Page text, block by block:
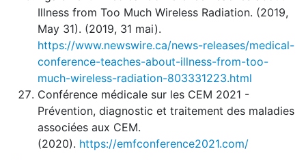
Illness from Too Much Wireless Radiation. (2019,
May 31). (2019, 31 mai).
https://www.newswire.ca/news-releases/medical-
conference-teaches-about-illness-from-too-
much-wireless-radiation-803331223.html
Conférence médicale sur les CEM 2021 -
Prévention, diagnostic et traitement des maladies
associées aux CEM.
(2020). https://emfconference2021.com/